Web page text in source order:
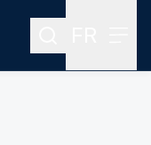
Rechercher